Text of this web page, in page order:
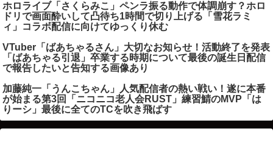
ホロライブ「さくらみこ」ペンラ振る動作で体調崩す？ホロ
ドリで画面酔いして凸待ち1時間で切り上げる「雪花ラミ
ィ」コラボ配信に向けてゆっくり休む
VTuber「ばあちゃるさん」大切なお知らせ！活動終了を発表
「ばあちゃる引退」卒業する時期について最後の誕生日配信
で報告したいと告知する画像あり
加藤純一「うんこちゃん」人気配信者の熱い戦い！遂に本番
が始まる第3回「ニコニコ老人会RUST」練習鯖のMVP「は
りーシ」最後に全てのTCを吹き飛ばす